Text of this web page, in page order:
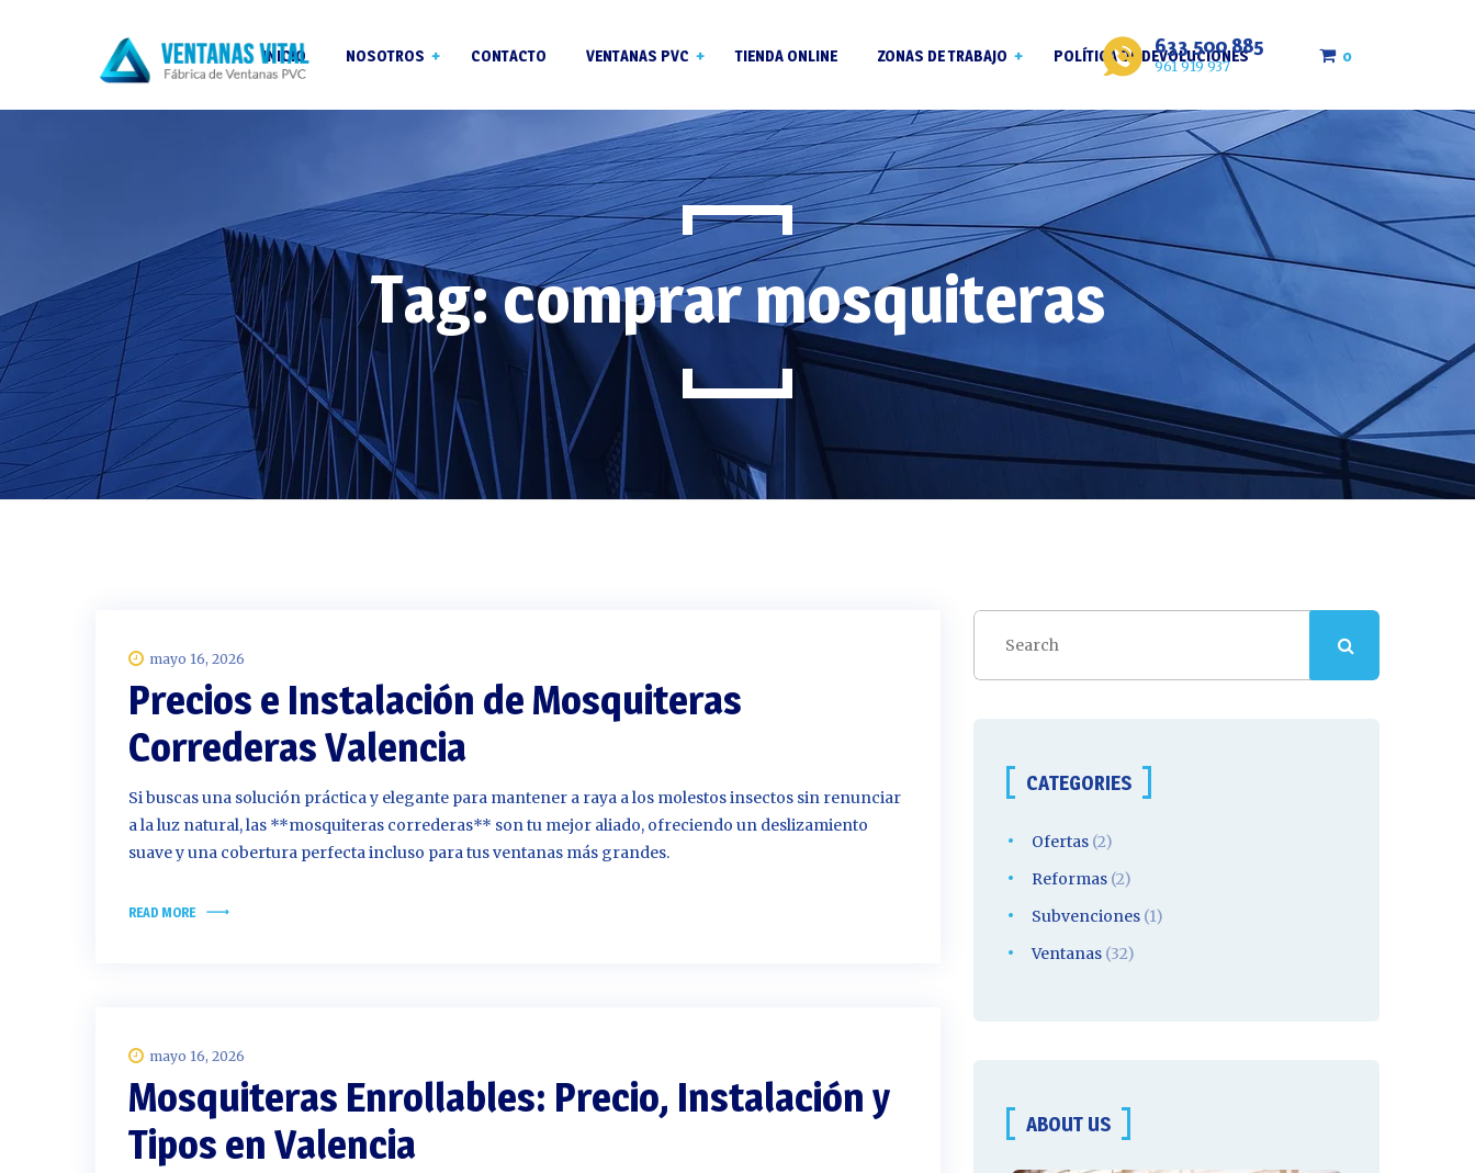
INICIO NOSOTROS
Reformas
CONTACTO VENTANAS PVC
Ventanas PVC para
jubilados
Perfil pvc Salamander
Vidrios Climalit
Persianas para ventanas
de pvc
TIENDA ONLINE ZONAS DE TRABAJO
Ventanas PVC en Riba-roja
de Túria
Ventanas PVC en La Pobla
de Vallbona
Ventanas PVC en Liria
Beniparell
Ventanas PVC en
Ventanas PVC en
Benetússer
Ventanas PVC en Alaquás
POLÍTICA DE DEVOLUCIONES
633 500 885
961 919 937
0
Tag: comprar mosquiteras
mayo 16, 2026
Precios e Instalación de Mosquiteras
Correderas Valencia
Si buscas una solución práctica y elegante para mantener a raya a los molestos insectos sin renunciar
a la luz natural, las **mosquiteras correderas** son tu mejor aliado, ofreciendo un deslizamiento
suave y una cobertura perfecta incluso para tus ventanas más grandes.
READ MORE
mayo 16, 2026
Mosquiteras Enrollables: Precio, Instalación y
Tipos en Valencia
CATEGORIES
Ofertas (2)
Reformas (2)
Subvenciones (1)
Ventanas (32)
ABOUT US